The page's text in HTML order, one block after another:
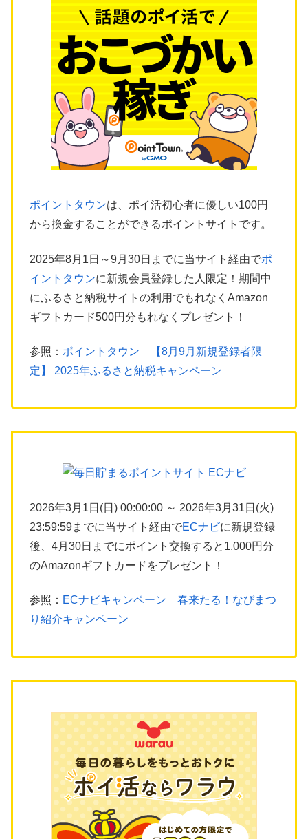
ポイントタウンは、ポイ活初心者に優しい100円
から換金することができるポイントサイトです。
2025年8月1日～9月30日までに当サイト経由でポ
イントタウンに新規会員登録した人限定！期間中
にふるさと納税サイトの利用でもれなくAmazon
ギフトカード500円分もれなくプレゼント！
参照： ポイントタウン 【8月9月新規登録者限
定】 2025年ふるさと納税キャンペーン
2026年3月1日(日) 00:00:00 ～ 2026年3月31日(火)
23:59:59までに当サイト経由でECナビに新規登録
後、4月30日までにポイント交換すると1,000円分
のAmazonギフトカードをプレゼント！
参照： ECナビキャンペーン 春来たる！なびまつ
り紹介キャンペーン